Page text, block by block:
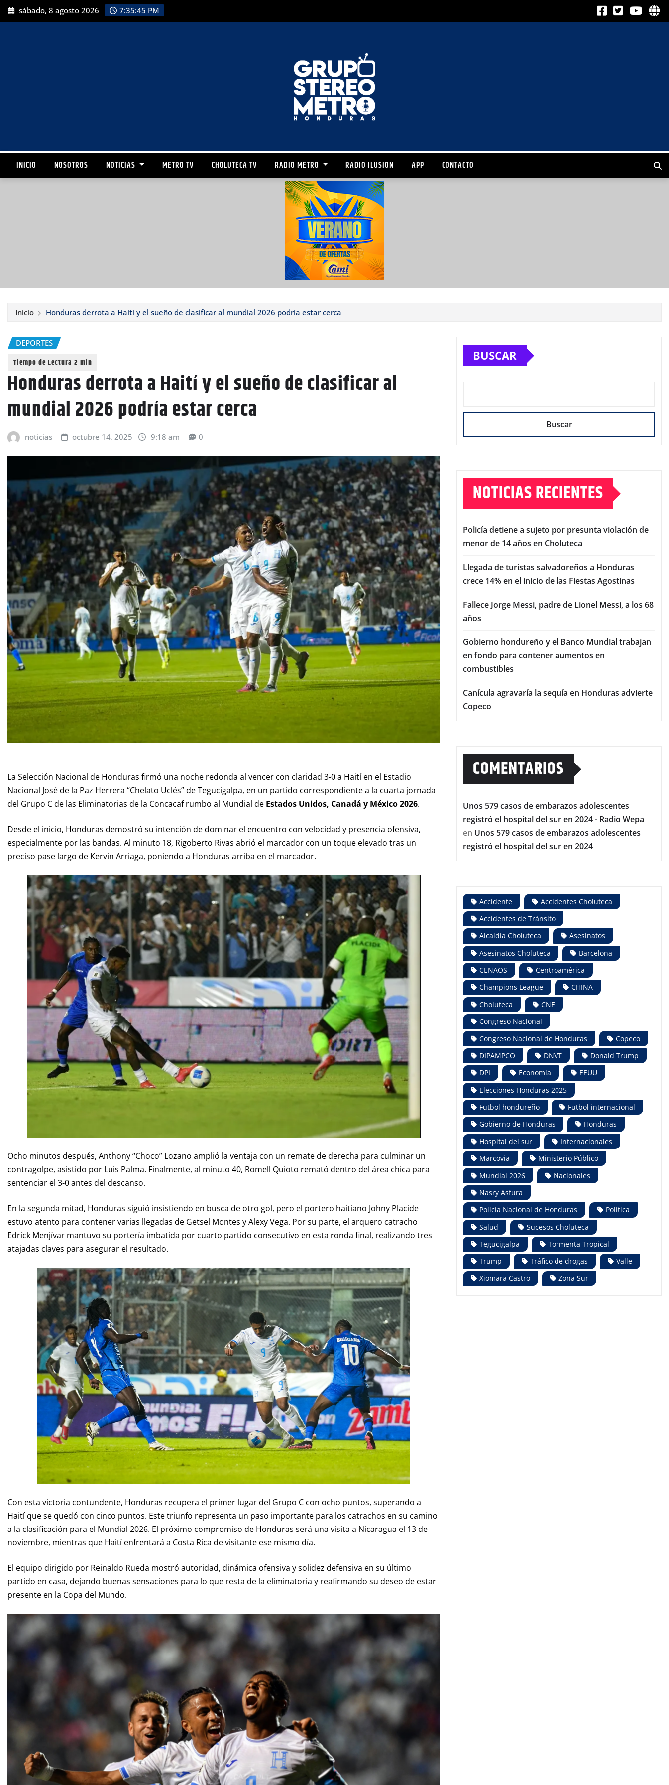
sábado, 8 agosto 2026 7:35:47 PM
INICIO NOSOTROS NOTICIAS METRO TV CHOLUTECA TV RADIO METRO RADIO ILUSION APP CONTACTO
Inicio Honduras derrota a Haití y el sueño de clasificar al mundial 2026 podría estar cerca
DEPORTES
Honduras derrota a Haití y el sueño de clasificar al
mundial 2026 podría estar cerca
noticias octubre 14, 2025 9:18 am 0
La Selección Nacional de Honduras firmó una noche redonda al vencer con claridad 3-0 a Haití en el Estadio
Nacional José de la Paz Herrera “Chelato Uclés” de Tegucigalpa, en un partido correspondiente a la cuarta jornada
del Grupo C de las Eliminatorias de la Concacaf rumbo al Mundial de Estados Unidos, Canadá y México 2026.
Desde el inicio, Honduras demostró su intención de dominar el encuentro con velocidad y presencia ofensiva,
especialmente por las bandas. Al minuto 18, Rigoberto Rivas abrió el marcador con un toque elevado tras un
preciso pase largo de Kervin Arriaga, poniendo a Honduras arriba en el marcador.
Ocho minutos después, Anthony “Choco” Lozano amplió la ventaja con un remate de derecha para culminar un
contragolpe, asistido por Luis Palma. Finalmente, al minuto 40, Romell Quioto remató dentro del área chica para
sentenciar el 3-0 antes del descanso.
En la segunda mitad, Honduras siguió insistiendo en busca de otro gol, pero el portero haitiano Johny Placide
estuvo atento para contener varias llegadas de Getsel Montes y Alexy Vega. Por su parte, el arquero catracho
Edrick Menjívar mantuvo su portería imbatida por cuarto partido consecutivo en esta ronda final, realizando tres
atajadas claves para asegurar el resultado.
Con esta victoria contundente, Honduras recupera el primer lugar del Grupo C con ocho puntos, superando a
Haití que se quedó con cinco puntos. Este triunfo representa un paso importante para los catrachos en su camino
a la clasificación para el Mundial 2026. El próximo compromiso de Honduras será una visita a Nicaragua el 13 de
noviembre, mientras que Haití enfrentará a Costa Rica de visitante ese mismo día.
El equipo dirigido por Reinaldo Rueda mostró autoridad, dinámica ofensiva y solidez defensiva en su último
partido en casa, dejando buenas sensaciones para lo que resta de la eliminatoria y reafirmando su deseo de estar
presente en la Copa del Mundo.​
BUSCAR
Buscar
NOTICIAS RECIENTES
Policía detiene a sujeto por presunta violación de
menor de 14 años en Choluteca
Llegada de turistas salvadoreños a Honduras
crece 14% en el inicio de las Fiestas Agostinas
Fallece Jorge Messi, padre de Lionel Messi, a los 68
años
Gobierno hondureño y el Banco Mundial trabajan
en fondo para contener aumentos en
combustibles
Canícula agravaría la sequía en Honduras advierte
Copeco
COMENTARIOS
Unos 579 casos de embarazos adolescentes
registró el hospital del sur en 2024 - Radio Wepa
en Unos 579 casos de embarazos adolescentes
registró el hospital del sur en 2024
Accidente
Accidentes Choluteca
Accidentes de Tránsito
Alcaldía Choluteca
Asesinatos
Asesinatos Choluteca
Barcelona
CENAOS
Centroamérica
Champions League
CHINA
Choluteca
CNE
Congreso Nacional
Congreso Nacional de Honduras
Copeco
DIPAMPCO
DNVT
Donald Trump
DPI
Economía
EEUU
Elecciones Honduras 2025
Futbol hondureño
Futbol internacional
Gobierno de Honduras
Honduras
Hospital del sur
Internacionales
Marcovia
Ministerio Público
Mundial 2026
Nacionales
Nasry Asfura
Policía Nacional de Honduras
Política
Salud
Sucesos Choluteca
Tegucigalpa
Tormenta Tropical
Trump
Tráfico de drogas
Valle
Xiomara Castro
Zona Sur